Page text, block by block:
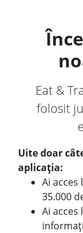
Eat &
folosit
Uite doar
aplicația:
Ai
35.000
Ai acces